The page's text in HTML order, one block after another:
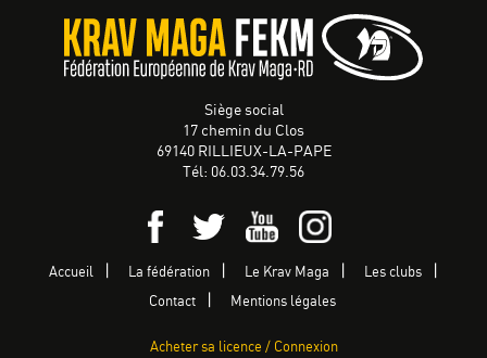
Siège social
17 chemin du Clos
69140 RILLIEUX-LA-PAPE
Tél: 06.03.34.79.56
Accueil La fédération Le Krav Maga Les clubs
Contact Mentions légales
Acheter sa licence / Connexion